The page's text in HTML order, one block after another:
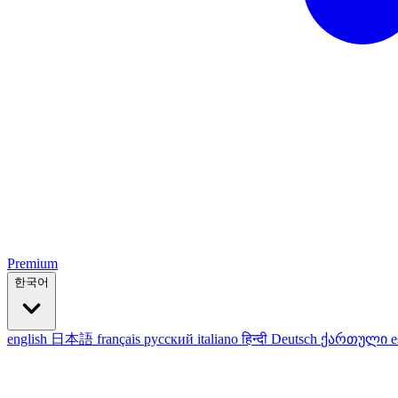
Premium
한국어
english 日本語 français русский italianoहिन्दी Deutsch ქართული